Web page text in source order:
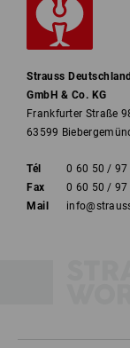
Strauss Deutschland
GmbH & Co. KG
Frankfurter Straße
63599
Tél
0 60 50 / 97
Fax
0 60 50 / 97
Mail